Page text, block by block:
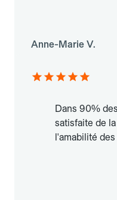
Anne-Marie V.
Dans 90%
satisfaite de
l'amabilité